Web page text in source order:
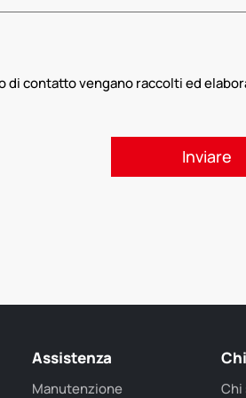
contatto vengano raccolti ed
Assistenza
Manutenzione Chi